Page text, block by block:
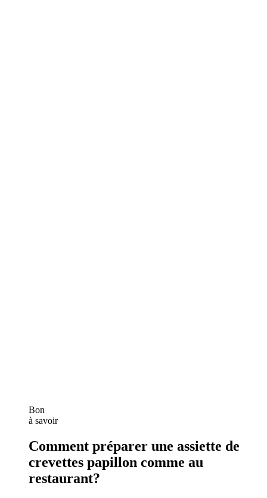
Bon
à savoir
Comment préparer une assiette de
crevettes papillon comme au
restaurant?